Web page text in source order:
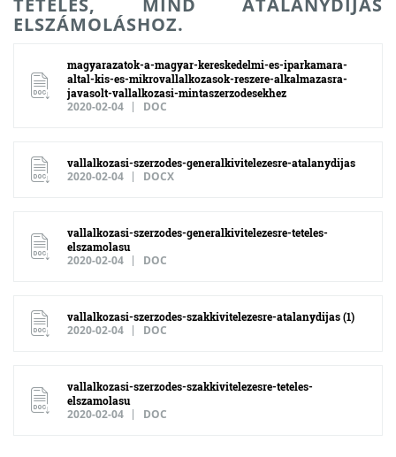
TÉTELES, MIND ÁTALÁNYDÍJAS
ELSZÁMOLÁSHOZ.
magyarazatok-a-magyar-kereskedelmi-es-iparkamara-
altal-kis-es-mikrovallalkozasok-reszere-alkalmazasra-
javasolt-vallalkozasi-mintaszerzodesekhez
2020-02-04 DOC
vallalkozasi-szerzodes-generalkivitelezesre-atalanydijas
2020-02-04 DOCX
vallalkozasi-szerzodes-generalkivitelezesre-teteles-
elszamolasu
2020-02-04 DOC
vallalkozasi-szerzodes-szakkivitelezesre-atalanydijas (1)
2020-02-04 DOC
vallalkozasi-szerzodes-szakkivitelezesre-teteles-
elszamolasu
2020-02-04 DOC